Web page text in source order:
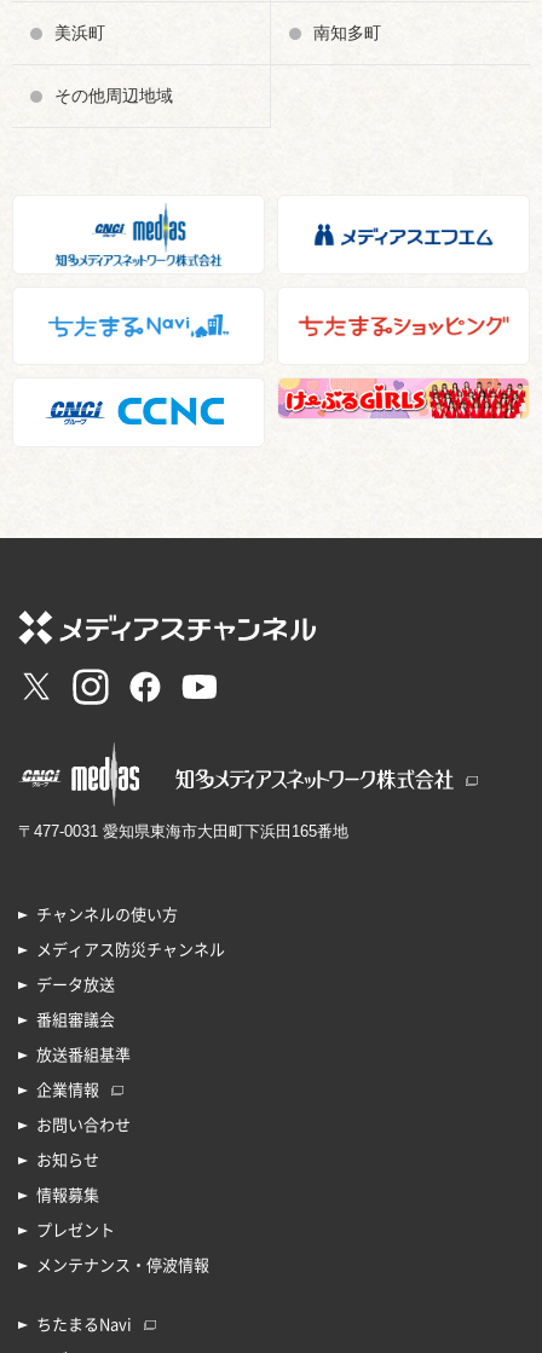
美浜町 南知多町
その他周辺地域
〒477-0031 愛知県東海市大田町下浜田165番地
チャンネルの使い方
メディアス防災チャンネル
データ放送
番組審議会
放送番組基準
企業情報
お問い合わせ
お知らせ
情報募集
プレゼント
メンテナンス・停波情報
ちたまるNavi